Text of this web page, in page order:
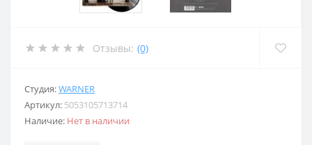
Отзывы: (0)
Студия:WARNER
Артикул: 5053105713714
Наличие: Нет в наличии